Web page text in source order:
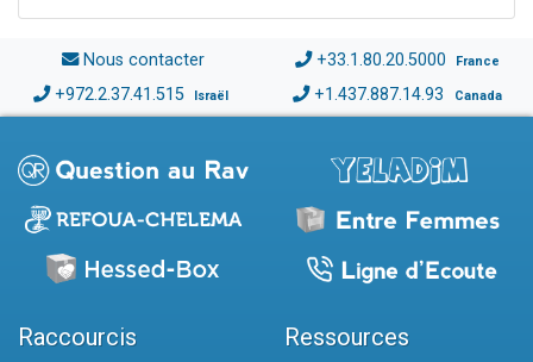
Nous contacter +33.1.80.20.5000 France
+972.2.37.41.515 Israël +1.437.887.14.93 Canada
Raccourcis Ressources